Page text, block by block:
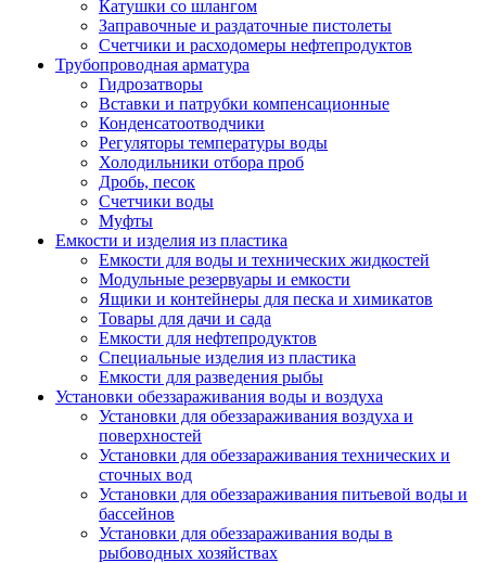
Катушки со шлангом
Заправочные и раздаточные пистолеты
Счетчики и расходомеры нефтепродуктов
Трубопроводная арматура
Гидрозатворы
Вставки и патрубки компенсационные
Конденсатоотводчики
Регуляторы температуры воды
Холодильники отбора проб
Дробь, песок
Счетчики воды
Муфты
Емкости и изделия из пластика
Емкости для воды и технических жидкостей
Модульные резервуары и емкости
Ящики и контейнеры для песка и химикатов
Товары для дачи и сада
Емкости для нефтепродуктов
Специальные изделия из пластика
Емкости для разведения рыбы
Установки обеззараживания воды и воздуха
Установки для обеззараживания воздуха и
поверхностей
Установки для обеззараживания технических и
сточных вод
Установки для обеззараживания питьевой воды и
бассейнов
Установки для обеззараживания воды в
рыбоводных хозяйствах